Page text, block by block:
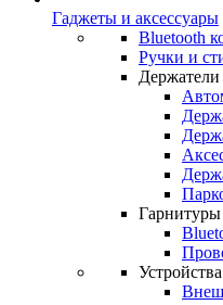
Гаджеты и аксессуары
Bluetooth
Ручки и
Держатели
Гарнитуры